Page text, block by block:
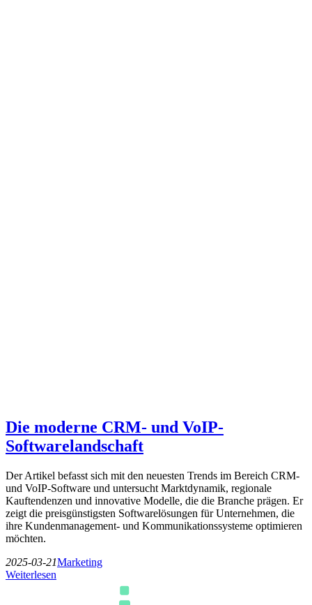
Die moderne CRM- und VoIP-
Softwarelandschaft
Der Artikel befasst sich mit den neuesten Trends im Bereich CRM-
und VoIP-Software und untersucht Marktdynamik, regionale
Kauftendenzen und innovative Modelle, die die Branche prägen. Er
zeigt die preisgünstigsten Softwarelösungen für Unternehmen, die
ihre Kundenmanagement- und Kommunikationssysteme optimieren
möchten.
2025-03-21Marketing
Weiterlesen